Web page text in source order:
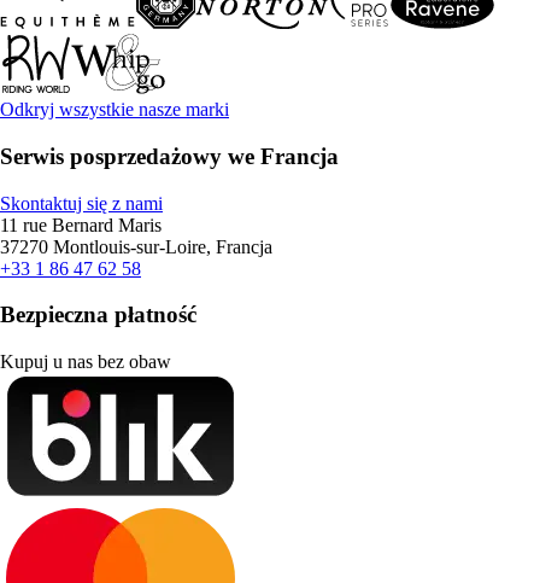
Odkryj wszystkie nasze marki
Serwis posprzedażowy we Francja
Skontaktuj się z nami
11 rue Bernard Maris
37270 Montlouis-sur-Loire, Francja
+33 1 86 47 62 58
Bezpieczna płatność
Kupuj u nas bez obaw